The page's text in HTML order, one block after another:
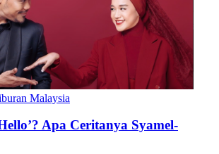
Malaysia
Apa Ceritanya Syamel-